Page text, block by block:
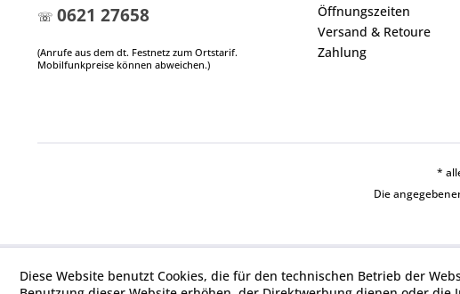
☏ 0621 27658
(Anrufe aus dem dt. Festnetz zum Ortstarif.
Mobilfunkpreise können abweichen.)
Öffnungszeiten
Versand & Retoure
Zahlung
*
Die
Diese Website benutzt Cookies, die für den technischen Betrieb der